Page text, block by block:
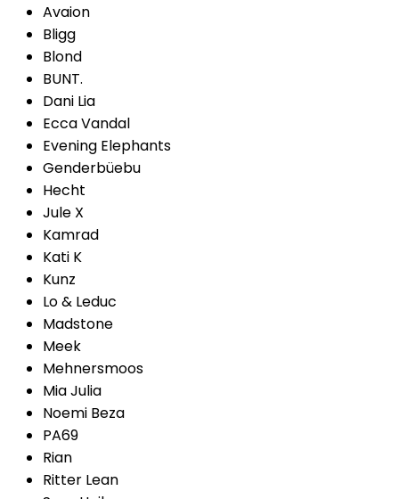
Avaion
Bligg
Blond
BUNT.
Dani Lia
Ecca Vandal
Evening Elephants
Genderbüebu
Hecht
Jule X
Kamrad
Kati K
Kunz
Lo & Leduc
Madstone
Meek
Mehnersmoos
Mia Julia
Noemi Beza
PA69
Rian
Ritter Lean